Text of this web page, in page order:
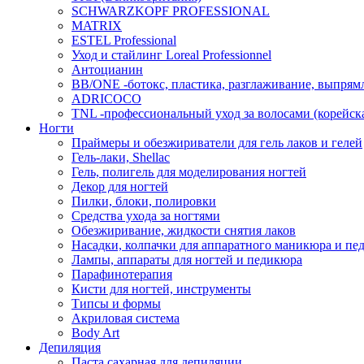
SCHWARZKOPF PROFESSIONAL
MATRIX
ESTEL Professional
Уход и стайлинг Loreal Professionnel
Антоцианин
BB/ONE -ботокс, пластика, разглаживание,
ADRICOCO
TNL -профессиональный уход за волосами
Ногти
Праймеры и обезжириватели для гель лаков и гелей
Гель-лаки, Shellac
Гель, полигель для моделирования ногтей
Декор для ногтей
Пилки, блоки, полировки
Средства ухода за ногтями
Обезжиривание, жидкости снятия лаков
Насадки, колпачки для аппаратного маникюра и
Лампы, аппараты для ногтей и педикюра
Парафинотерапия
Кисти для ногтей, инструменты
Типсы и формы
Акриловая система
Body Art
Депиляция